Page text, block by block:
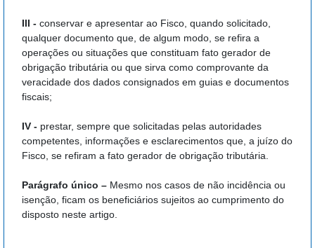
III - conservar e apresentar ao Fisco, quando solicitado,
qualquer documento que, de algum modo, se refira a
operações ou situações que constituam fato gerador de
obrigação tributária ou que sirva como comprovante da
veracidade dos dados consignados em guias e documentos
fiscais;
IV - prestar, sempre que solicitadas pelas autoridades
competentes, informações e esclarecimentos que, a juízo do
Fisco, se refiram a fato gerador de obrigação tributária.
Parágrafo único – Mesmo nos casos de não incidência ou
isenção, ficam os beneficiários sujeitos ao cumprimento do
disposto neste artigo.